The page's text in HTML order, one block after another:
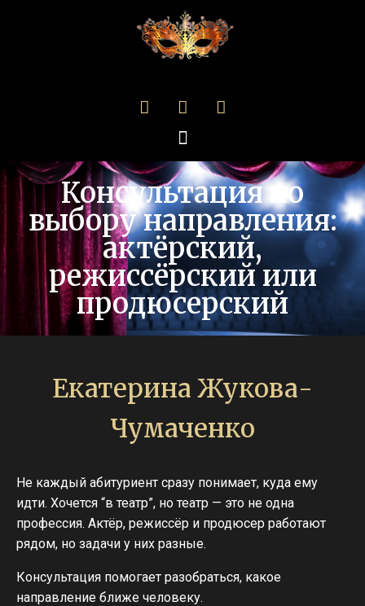
Консультация по
выбору направления:
актёрский,
режиссёрский или
продюсерский
Екатерина Жукова-
Чумаченко
Не каждый абитуриент сразу понимает, куда ему
идти. Хочется “в театр”, но театр — это не одна
профессия. Актёр, режиссёр и продюсер работают
рядом, но задачи у них разные.
Консультация помогает разобраться, какое
направление ближе человеку.